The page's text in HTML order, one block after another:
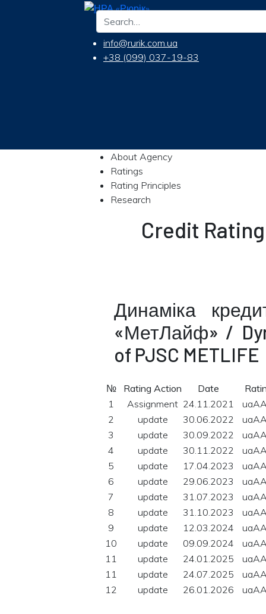
info@rurik.com.ua
+38 (099) 037-19-83
About Agency
Ratings
Rating Principles
Research
Credit
Динаміка
«МетЛайф» /
of PJSC METLIFE
№ Rating Action Date
1
Assignment 24.11.2021
2
update 30.06.2022
3
update 30.09.2022
4
update 30.11.2022
5
update 17.04.2023
6
update 29.06.2023
7
update 31.07.2023
8
update 31.10.2023
9
update 12.03.2024
10
update 09.09.2024
11
update 24.01.2025
11
update 24.07.2025
12
update 26.01.2026